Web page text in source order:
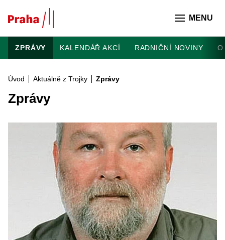
MENU
ZPRÁVY KALENDÁŘ AKCÍ RADNIČNÍ NOVINY O
Úvod Aktuálně z Trojky Zprávy
Zprávy